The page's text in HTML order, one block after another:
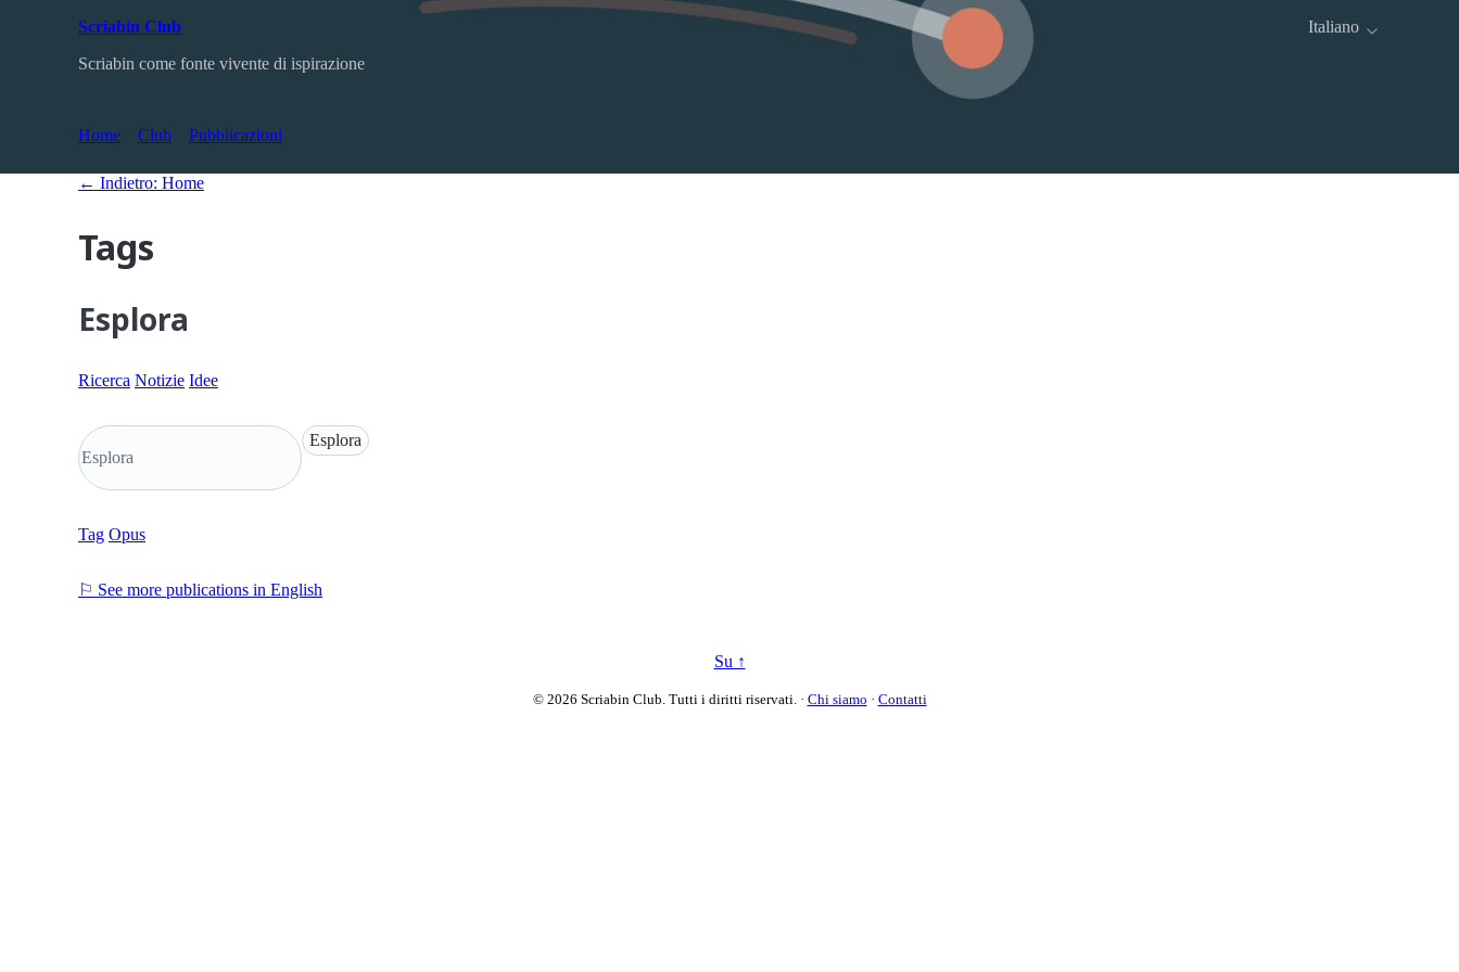
Scriabin Club
Italiano
Scriabin come fonte vivente di ispirazione
Home Club Pubblicazioni
← Indietro: Home
Tags
Esplora
Ricerca Notizie Idee
Tag Opus
⚐ See more publications in English
Su ↑
© 2026 Scriabin Club. Tutti i diritti riservati. · Chi siamo · Contatti